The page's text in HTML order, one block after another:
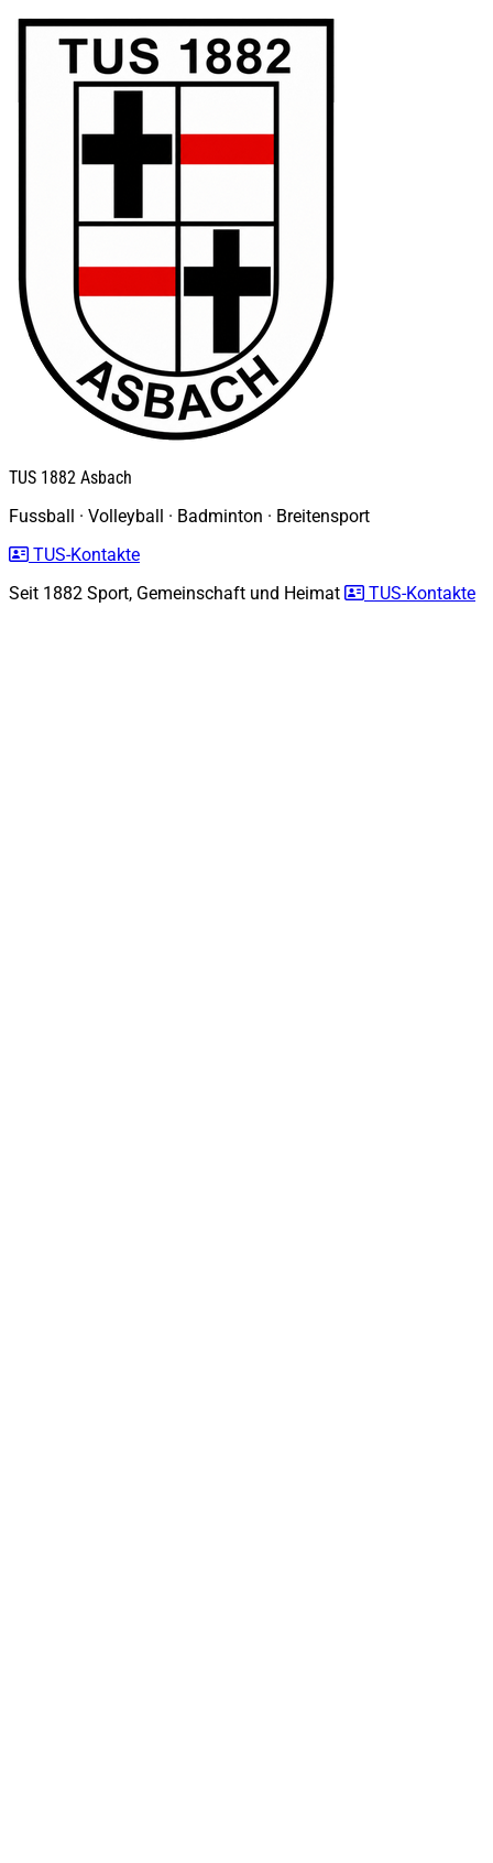
TUS 1882 Asbach
Fussball · Volleyball · Badminton · Breitensport
TUS-Kontakte
Seit 1882 Sport, Gemeinschaft und Heimat TUS-Kontakte